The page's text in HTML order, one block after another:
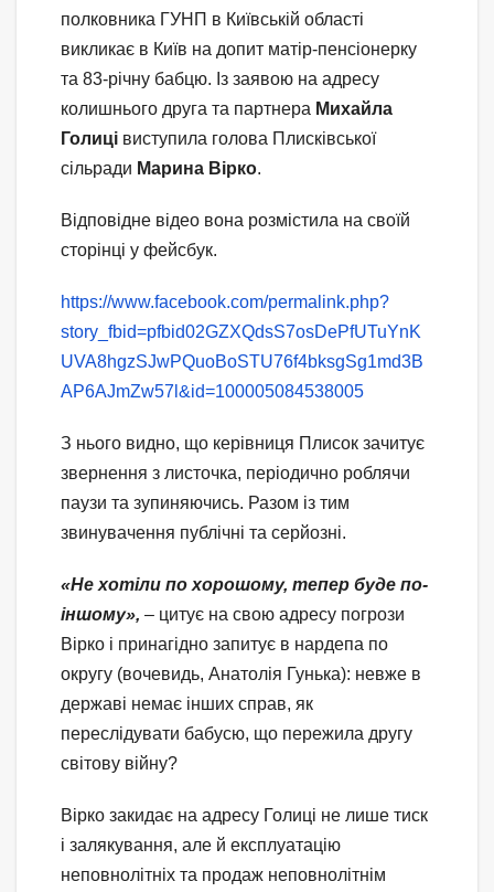
полковника ГУНП в Київській області
викликає в Київ на допит матір-пенсіонерку
та 83-річну бабцю. Із заявою на адресу
колишнього друга та партнера Михайла
Голиці виступила голова Плисківської
сільради Марина Вірко.
Відповідне відео вона розмістила на своїй
сторінці у фейсбук.
https://www.facebook.com/permalink.php?
story_fbid=pfbid02GZXQdsS7osDePfUTuYnK
UVA8hgzSJwPQuoBoSTU76f4bksgSg1md3B
AP6AJmZw57l&id=100005084538005
З нього видно, що керівниця Плисок зачитує
звернення з листочка, періодично роблячи
паузи та зупиняючись. Разом із тим
звинувачення публічні та серйозні.
«Не хотіли по хорошому, тепер буде по-
іншому», – цитує на свою адресу погрози
Вірко і принагідно запитує в нардепа по
округу (вочевидь, Анатолія Гунька): невже в
державі немає інших справ, як
переслідувати бабусю, що пережила другу
світову війну?
Вірко закидає на адресу Голиці не лише тиск
і залякування, але й експлуатацію
неповнолітніх та продаж неповнолітнім